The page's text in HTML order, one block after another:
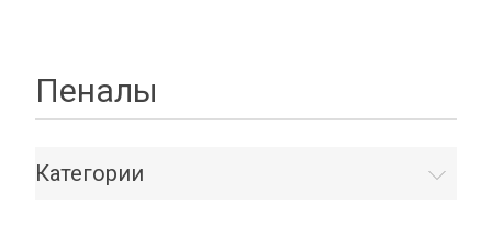
Пеналы
Категории